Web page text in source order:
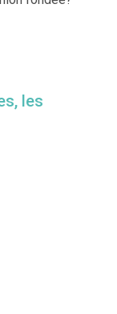
les